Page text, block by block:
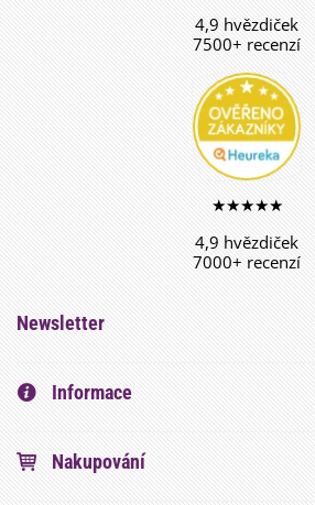
4,9 hvězdiček
7500+ recenzí
★★★★★
4,9 hvězdiček
7000+ recenzí
Newsletter
Informace
Nakupování